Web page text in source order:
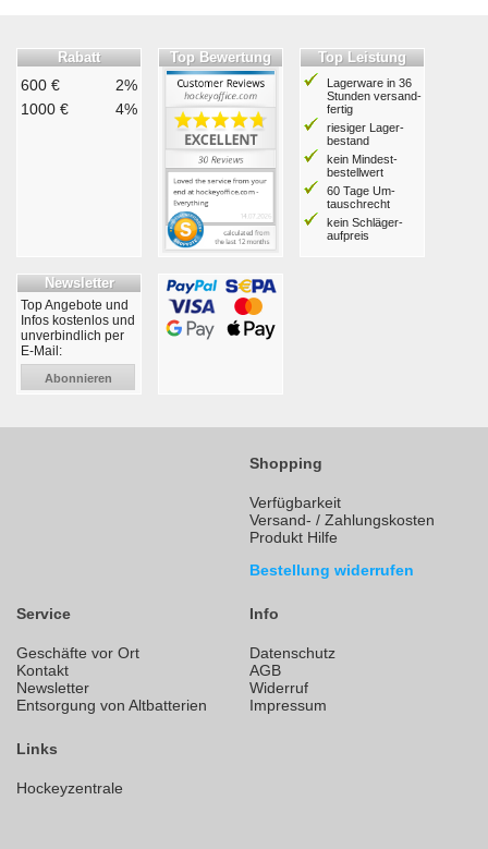
Rabatt
600 €
2%
1000 €
4%
Top Bewertung Top Leistung
Lagerware in 36
Stunden ver­sand­
fertig
riesiger Lager­
bestand
kein Mindest­
bestell­wert
60 Tage Um­
tausch­recht
kein Schläger­
aufpreis
Newsletter
Top Angebote und
Infos kostenlos und
unverbindlich per
E-Mail:
Abonnieren
Shopping
Verfügbarkeit
Versand- / Zahlungskosten
Produkt Hilfe
Bestellung widerrufen
Service
Geschäfte vor Ort
Kontakt
Newsletter
Entsorgung von Altbatterien
Info
Datenschutz
AGB
Widerruf
Impressum
Links
Hockeyzentrale